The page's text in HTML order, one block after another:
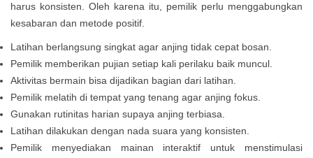
harus konsisten. Oleh karena itu, pemilik perlu menggabungkan
kesabaran dan metode positif.
Latihan berlangsung singkat agar anjing tidak cepat bosan.
Pemilik memberikan pujian setiap kali perilaku baik muncul.
Aktivitas bermain bisa dijadikan bagian dari latihan.
Pemilik melatih di tempat yang tenang agar anjing fokus.
Gunakan rutinitas harian supaya anjing terbiasa.
Latihan dilakukan dengan nada suara yang konsisten.
Pemilik menyediakan mainan interaktif untuk menstimulasi